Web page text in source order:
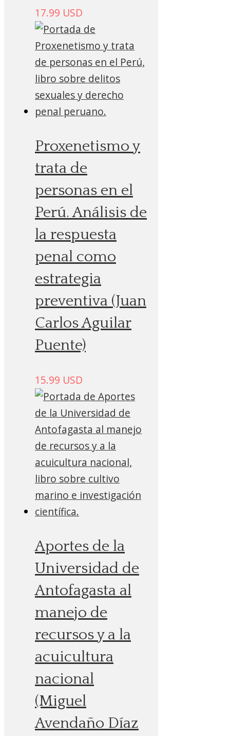
17.99 USD
Proxenetismo y
trata de
personas en el
Perú. Análisis de
la respuesta
penal como
estrategia
preventiva (Juan
Carlos Aguilar
Puente)
15.99 USD
Aportes de la
Universidad de
Antofagasta al
manejo de
recursos y a la
acuicultura
nacional
(Miguel
Avendaño Díaz